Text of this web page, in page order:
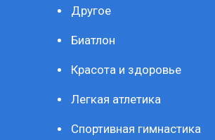
Другое
Биатлон
Красота и здоровье
Легкая атлетика
Спортивная гимнастика